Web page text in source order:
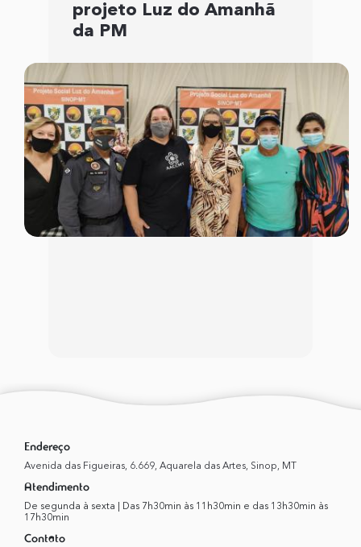
projeto Luz do Amanhã
da PM
Endereço
Avenida das Figueiras, 6.669, Aquarela das Artes, Sinop, MT
Atendimento
De segunda à sexta | Das 7h30min às 11h30min e das 13h30min às
17h30min
Contato